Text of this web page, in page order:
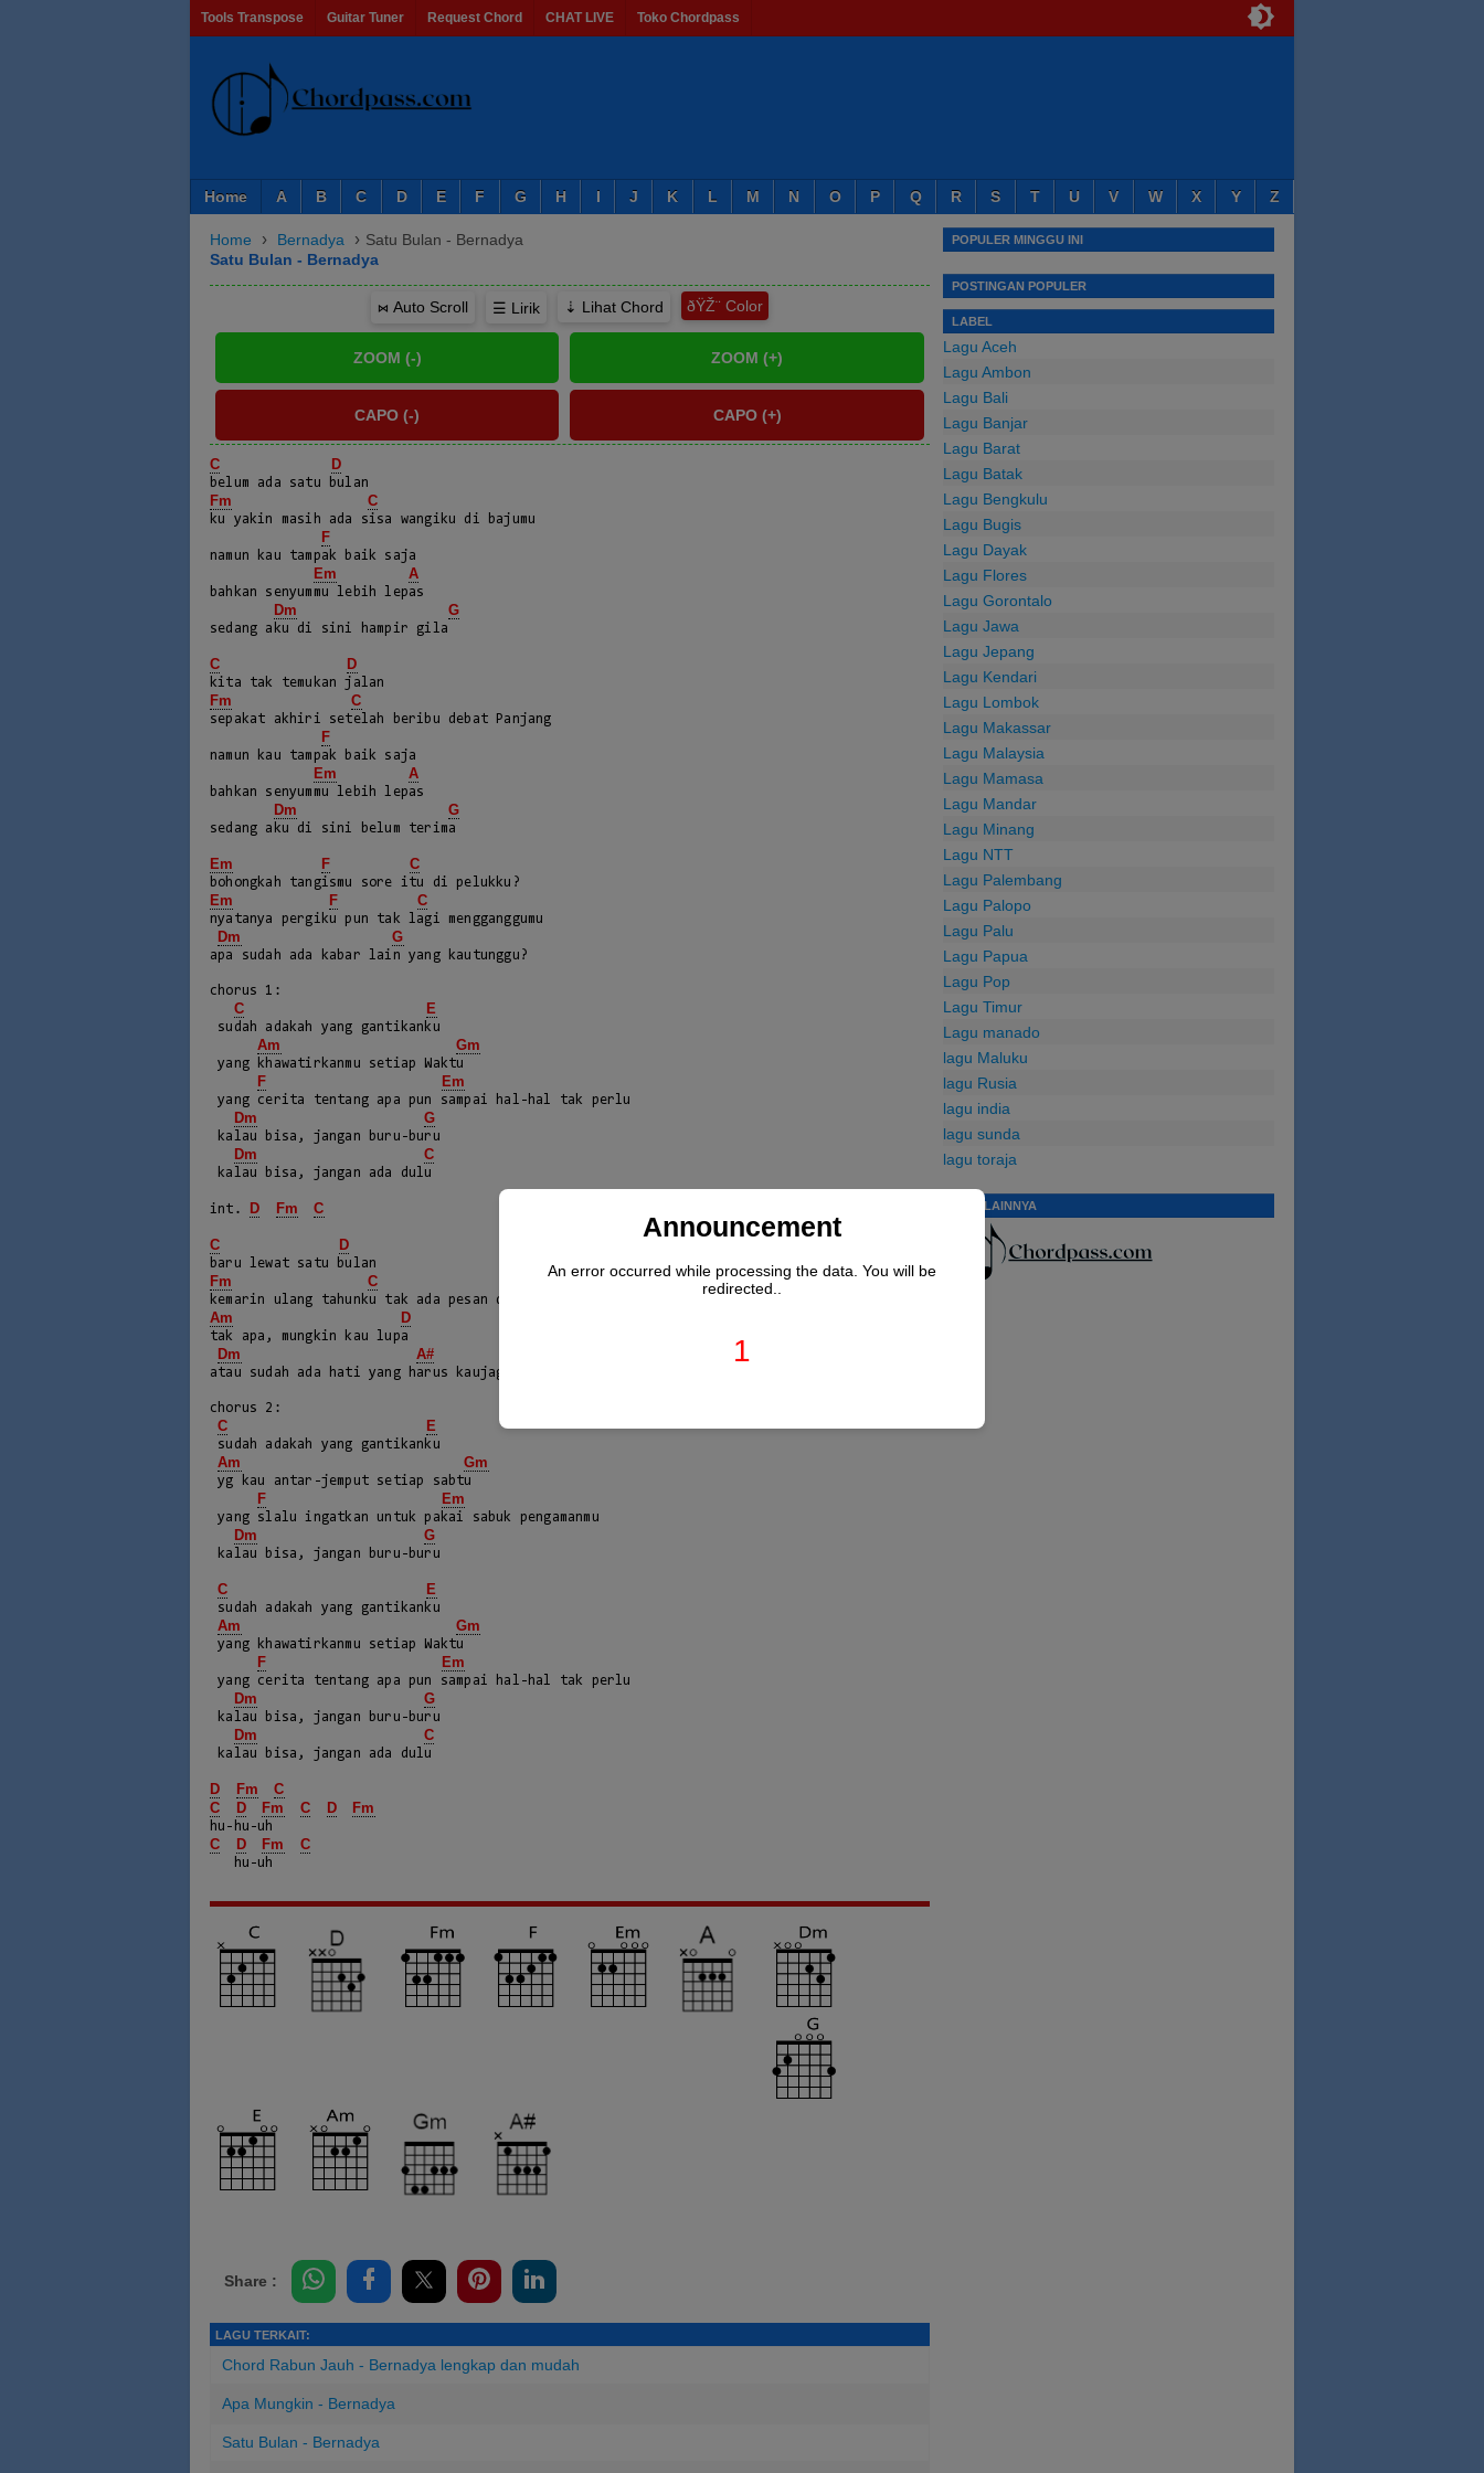
Tools Transpose Guitar Tuner Request Chord CHAT LIVE Toko Chordpass
Home A B C D E F G H I J K L M N O P Q R S T U V W X Y Z
Home › Bernadya › Satu Bulan - Bernadya
Satu Bulan - Bernadya
⋈ Auto Scroll ☰ Lirik ⇣ Lihat Chord ðŸŽ¨
C D
Fm C
ku yakin masih ada sisa wangiku di bajumu
F
namun kau tampak baik saja
Em A
bahkan senyummu lebih lepas
Dm G
sedang aku di sini hampir gila
C D
Fm C
sepakat akhiri setelah beribu debat Panjang
F
namun kau tampak baik saja
Em A
bahkan senyummu lebih lepas
Dm G
sedang aku di sini belum terima
Em F C
Em F C
nyatanya pergiku pun tak lagi mengganggumu
Dm G
apa sudah ada kabar lain yang kautunggu?
chorus 1:
C E
Am Gm
yang khawatirkanmu setiap Waktu
F Em
yang cerita tentang apa pun sampai hal-hal tak perlu
Dm G
Dm C
int. D Fm C
C D
Fm C
Am D
tak apa, mungkin kau lupa
Dm A#
atau sudah ada hati yang harus kaujaga
chorus 2:
C E
Am Gm
yg kau antar-jemput setiap sabtu
F Em
yang slalu ingatkan untuk pakai sabuk pengamanmu
Dm G
C E
Am Gm
yang khawatirkanmu setiap Waktu
F Em
yang cerita tentang apa pun sampai hal-hal tak perlu
Dm G
Dm C
D Fm
C
C
D Fm C D Fm
C D Fm C
   hu-uh
Share :
LAGU TERKAIT:
Chord Rabun Jauh - Bernadya lengkap dan mudah
Apa Mungkin - Bernadya
Satu Bulan - Bernadya
POPULER MINGGU INI
POSTINGAN POPULER
LABEL
Lagu Aceh
Lagu Ambon
Lagu Bali
Lagu Banjar
Lagu Barat
Lagu Batak
Lagu Bengkulu
Lagu Bugis
Lagu Dayak
Lagu Flores
Lagu Gorontalo
Lagu Jawa
Lagu Jepang
Lagu Kendari
Lagu Lombok
Lagu Makassar
Lagu Malaysia
Lagu Mamasa
Lagu Mandar
Lagu Minang
Lagu NTT
Lagu Palembang
Lagu Palopo
Lagu Palu
Lagu Papua
Lagu Pop
Lagu Timur
Lagu manado
lagu Maluku
lagu Rusia
lagu india
lagu sunda
lagu toraja
LINK LAINNYA
Announcement
An error occurred while processing the data. You will be
redirected..
1